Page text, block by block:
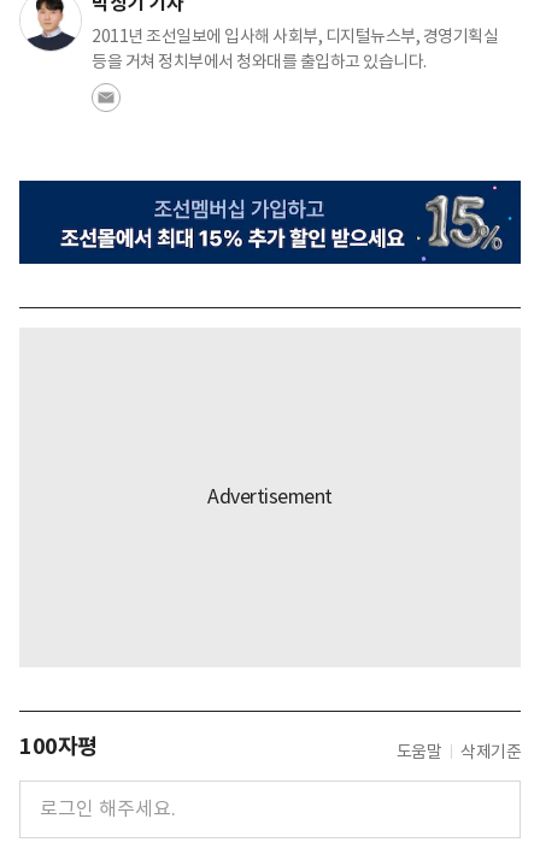
2011년 조선일보에 입사해 사회부, 디지털뉴스부, 경영기획실
등을 거쳐 정치부에서 청와대를 출입하고 있습니다.
100자평 도움말 삭제기준